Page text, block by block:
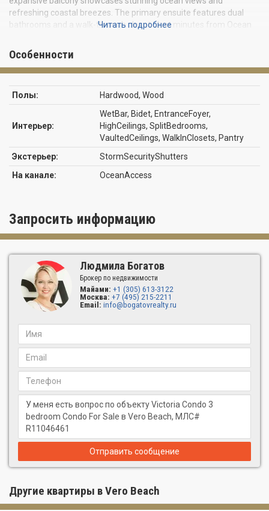
refreshing coastal breezes. The primary ensuite features dual
bathrooms and a walk-through closet. Just minutes from Ocean
include two tennis courts, a sparkling pool, a poolhouse, and
private beach access for the ultimate coastal lifestyle retreat.
Читать подробнее
Особенности
Полы: Hardwood, Wood
Интерьер:
WetBar, Bidet, EntranceFoyer,
HighCeilings, SplitBedrooms,
VaultedCeilings, WalkInClosets, Pantry
Экстерьер:
StormSecurityShutters
На канале:
OceanAccess
Запросить информацию
Людмила Богатов
Брокер по недвижимости
Майами: +1 (305) 613-3122
Москва: +7 (495) 215-2211
Email: info@bogatovrealty.ru
Отправить сообщение
Другие квартиры в Vero Beach